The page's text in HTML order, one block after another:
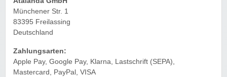
Münchener Str. 1
83395 Freilassing
Deutschland
Zahlungsarten:
Apple Pay, Google Pay, Klarna, Lastschrift (SEPA),
Mastercard, PayPal, VISA